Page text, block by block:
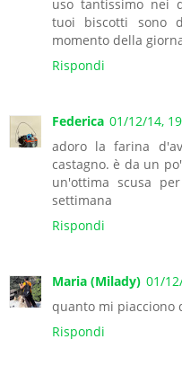
uso tantissimo nei
tuoi biscotti sono
momento della
Rispondi
Federica 01/12/14,
adoro la farina
castagno. è da un
un'ottima scusa
settimana
Rispondi
Maria (Milady) 01/
quanto mi piacciono
Rispondi